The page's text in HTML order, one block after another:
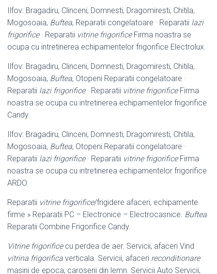
Ilfov: Bragadiru, Clinceni, Domnesti, Dragomiresti, Chitila,
Mogosoaia, Buftea, Reparatii congelatoare · Reparatii lazi
frigorifice· Reparatii vitrine frigorificeFirma noastra se
ocupa cu intretinerea echipamentelor frigorifice Electrolux.
Ilfov: Bragadiru, Clinceni, Domnesti, Dragomiresti, Chitila,
Mogosoaia, Buftea, Otopeni Reparatii congelatoare ·
Reparatii lazi frigorifice· Reparatii vitrine frigorificeFirma
noastra se ocupa cu intretinerea echipamentelor frigorifice
Candy.
Ilfov: Bragadiru, Clinceni, Domnesti, Dragomiresti, Chitila,
Mogosoaia, Buftea, Otopeni Reparatii congelatoare ·
Reparatii lazi frigorifice· Reparatii vitrine frigorificeFirma
noastra se ocupa cu intretinerea echipamentelor frigorifice
ARDO.
Reparatii vitrine frigorifice/frigidere afaceri, echipamente
firme » Reparatii PC – Electronice – Electrocasnice. Buftea
Reparatii Combine Frigorifice Candy.
Vitrine frigorificecu perdea de aer. Servicii, afaceri Vind
vitrina frigorifica verticala. Servicii, afaceri reconditionare
masini de epoca, caroserii din lemn. Servicii Auto Servicii,